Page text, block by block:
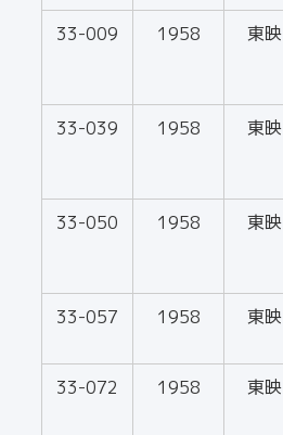
33-009
1958 東映
33-039 1958 東映
33-050 1958 東映
33-057 1958 東映
33-072
1958 東映